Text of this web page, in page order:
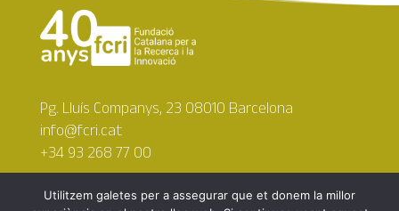
Pg. Lluís Companys, 23 08010 Barcelona
info@fcri.cat
+34 93 268 77 00
Utilitzem galetes per a assegurar que et donem la millor